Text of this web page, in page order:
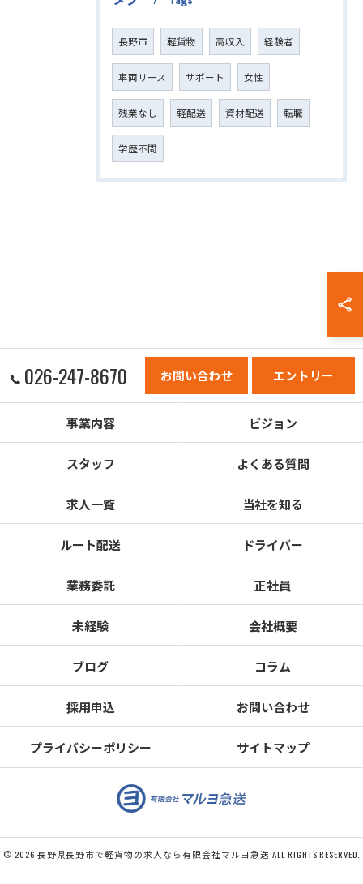
長野市 軽貨物 高収入 経験者
車両リース サポート 女性
残業なし 軽配送 資材配送 転職
学歴不問
026-247-8670 お問い合わせ エントリー
事業内容 ビジョン
スタッフ よくある質問
求人一覧 当社を知る
ルート配送 ドライバー
業務委託 正社員
未経験 会社概要
ブログ コラム
採用申込 お問い合わせ
プライバシーポリシー サイトマップ
© 2026 長野県長野市で軽貨物の求人なら有限会社マルヨ急送 ALL RIGHTS RESERVED.